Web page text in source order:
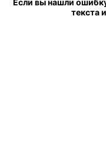
текста